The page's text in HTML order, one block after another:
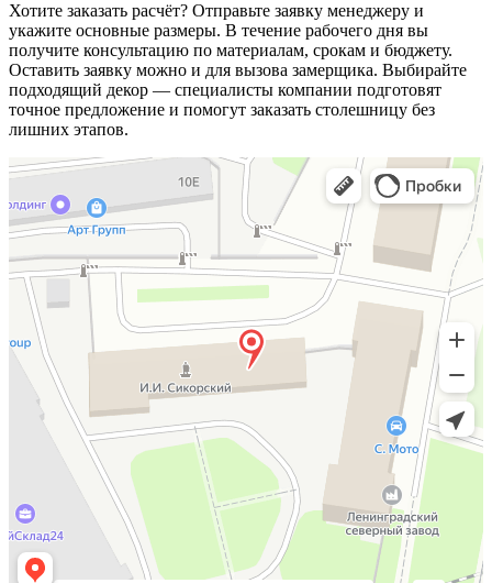
Хотите заказать расчёт? Отправьте заявку менеджеру и
укажите основные размеры. В течение рабочего дня вы
получите консультацию по материалам, срокам и бюджету.
Оставить заявку можно и для вызова замерщика. Выбирайте
подходящий декор — специалисты компании подготовят
точное предложение и помогут заказать столешницу без
лишних этапов.